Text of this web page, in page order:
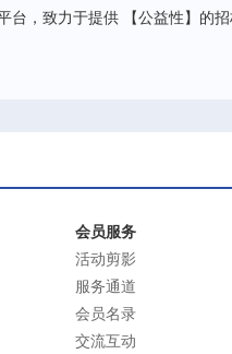
台，致力于提供 【公益性】的
会员服务
活动剪影
服务通道
会员名录
交流互动